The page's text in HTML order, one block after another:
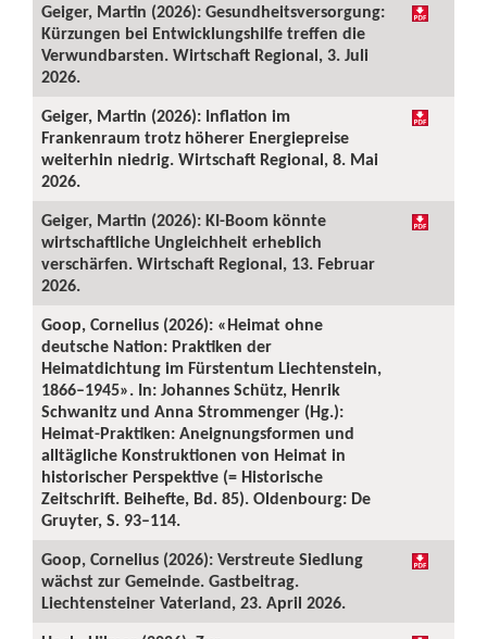
Geiger, Martin (2026): Gesundheitsversorgung:
Kürzungen bei Entwicklungshilfe treffen die
Verwundbarsten. Wirtschaft Regional, 3. Juli
2026.
Geiger, Martin (2026): Inflation im
Frankenraum trotz höherer Energiepreise
weiterhin niedrig. Wirtschaft Regional, 8. Mai
2026.
Geiger, Martin (2026): KI-Boom könnte
wirtschaftliche Ungleichheit erheblich
verschärfen. Wirtschaft Regional, 13. Februar
2026.
Goop, Cornelius (2026): «Heimat ohne
deutsche Nation: Praktiken der
Heimatdichtung im Fürstentum Liechtenstein,
1866–1945». In: Johannes Schütz, Henrik
Schwanitz und Anna Strommenger (Hg.):
Heimat-Praktiken: Aneignungsformen und
alltägliche Konstruktionen von Heimat in
historischer Perspektive (= Historische
Zeitschrift. Beihefte, Bd. 85). Oldenbourg: De
Gruyter, S. 93–114.
Goop, Cornelius (2026): Verstreute Siedlung
wächst zur Gemeinde. Gastbeitrag.
Liechtensteiner Vaterland, 23. April 2026.